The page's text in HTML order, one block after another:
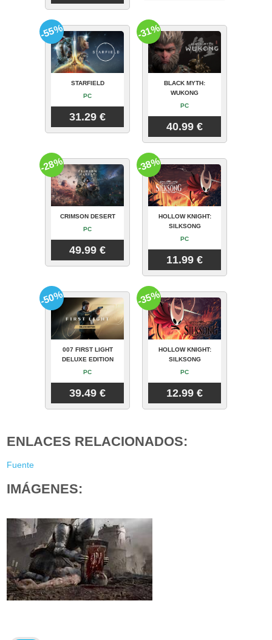
STARFIELD
PC
31.29 €
-55%
BLACK MYTH:
WUKONG
PC
40.99 €
-31%
CRIMSON DESERT
PC
49.99 €
-28%
HOLLOW KNIGHT:
SILKSONG
PC
11.99 €
-38%
007 FIRST LIGHT
DELUXE EDITION
PC
39.49 €
-50%
HOLLOW KNIGHT:
SILKSONG
PC
12.99 €
-35%
ENLACES RELACIONADOS:
Fuente
IMÁGENES: